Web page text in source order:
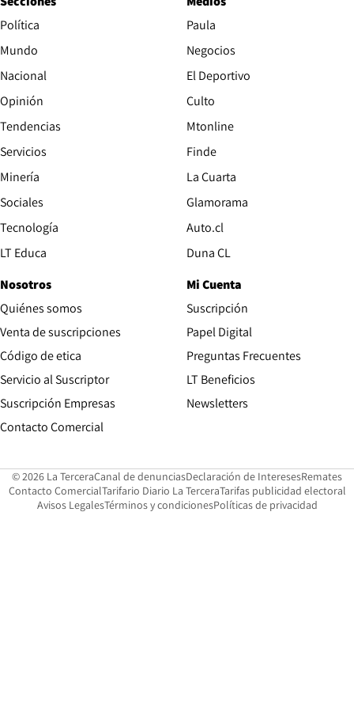
Política
Mundo
Nacional
Opinión
Tendencias
Servicios
Minería
Sociales
Tecnología
LT Educa
Paula
Negocios
El Deportivo
Culto
Mtonline
Finde
La Cuarta
Glamorama
Auto.cl
Duna CL
Nosotros
Quiénes somos
Venta de suscripciones
Código de etica Opens in new window
Servicio al Suscriptor
Suscripción Empresas
Contacto Comercial
Mi Cuenta
Suscripción
Papel Digital
Preguntas Frecuentes
LT Beneficios
Newsletters
© 2026 La TerceraCanal de denunciasOpens in new window
Declaración de InteresesOpens in
Remates
Contacto ComercialOpens in new window
Tarifario Diario La TerceraOpens in new window
Tarifas publicidad electoral
Avisos LegalesOpens in new window
Términos y condicionesPolíticas de privacidad